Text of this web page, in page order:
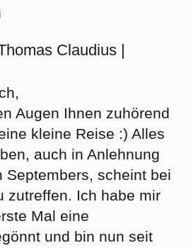
Claudius |
Augen Ihnen zuhörend
kleine Reise :) Alles
auch in Anlehnung
Septembers, scheint bei
zutreffen. Ich habe mir
Mal eine
und bin nun seit